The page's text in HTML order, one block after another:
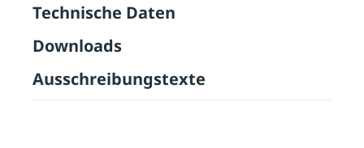
Technische Daten
Downloads
Ausschreibungstexte